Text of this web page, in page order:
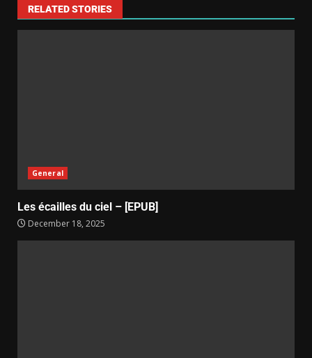
RELATED STORIES
General
Les écailles du ciel – [EPUB]
December 18, 2025